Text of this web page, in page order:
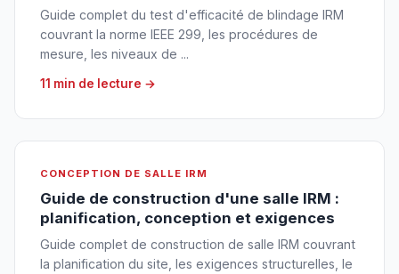
Guide complet du test d'efficacité de blindage IRM
couvrant la norme IEEE 299, les procédures de
mesure, les niveaux de ...
11 min de lecture →
CONCEPTION DE SALLE IRM
Guide de construction d'une salle IRM :
planification, conception et exigences
Guide complet de construction de salle IRM couvrant
la planification du site, les exigences structurelles, le